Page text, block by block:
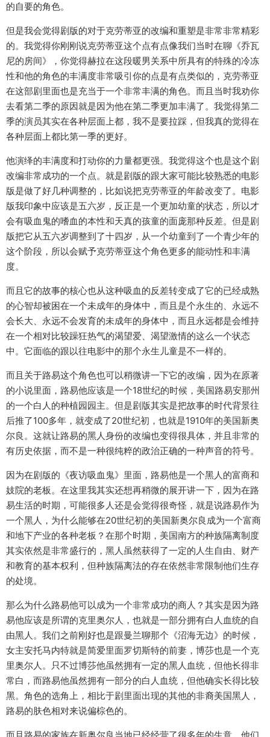
的自要的角色。
但是我会觉得剧版的对于克劳蒂亚的改编和重塑是非常非常精彩
的。我觉得你刚刚说克劳蒂亚这个点有点像我们当时在聊《乔瓦
尼的房间》，你觉得赫拉在这段暖男关系中所具有的特殊的冷冻
性和他的角色的丰满度非常吸引你的点是有点类似的，克劳蒂亚
在这部剧里面也是充当于一个非常丰满的角色。而且当时我劝你
去看第二季的原因就是因为他在第二季更加丰满了。我觉得第二
季的演员其实在各种层面上都，我不是要拉踩，但我真的觉得在
各种层面上都比第一季的更好。
他演绎的丰满度和打动你的力量都更强。我觉得这个也是这个剧
改编非常成功的一个点。就是剧版的跟大家可能比较熟悉的电影
版是做了好几种调整的，比如说把克劳蒂亚的年龄改变了。电影
版我印象中应该是五六岁，反正是一个更加幼童的状态，所以才
会有吸血鬼的嗜血的本性和天真的孩童的面庞那种反差。但是剧
版把它从五六岁调整到了十四岁，从一个幼童到了一个青少年的
这个阶段，所以会赋予克劳蒂亚这个角色更多的能动性和丰满
度。
而且它的故事的核心也从这种吸血的反差转变成了它的已经成熟
的心智却被困在一个未成年的身体中，而且是个永生的、永远不
会长大、永远不会发育的未成年的身体中，而且永远都是会维持
在一个相对比较躁狂热气的渴望爱、渴望激情的这么一个状态
中。它面临的跟以往电影中的那个永生儿童是不一样的。
而且关于路易这个角色也可以稍微讲一下它的改编，因为在原著
的小说里面，路易他应该是一个18世纪的时候，美国路易安那州
的一个白人的种植园园主。但是剧版其实是把故事的时代背景往
后推了100多年，就变成了20世纪初，也就是1910年的美国新奥
尔良。这就让路易的黑人身份的改编也变得很具体，并且非常的
有历史依据，而不是一种很纯粹的政治正确的一种声音的符号。
因为在剧版的《夜访吸血鬼》里面，路易他是一个黑人的富商和
妓院的老板。在这里我其实还想再稍微的展开讲一下，因为在路
易生活的时期，可能很多人还是会觉得很奇怪，就是说路易作为
一个黑人，为什么能够在20世纪初的美国新奥尔良成为一个富商
和地下产业的各种老板？在那个时期，美国南方的种族隔离制度
其实依然是非常盛行的，黑人虽然获得了一定的人生自由、财产
和教育的基本权利，但种族隔离法的存在依然非常限制他们生存
的处境。
那么为什么路易他可以成为一个非常成功的商人？其实是因为路
易他应该是所谓的克里奥尔人，也就是一部分拥有白人血统的自
由黑人。我们之前刚好也是跟曼兰聊那个《沼海无边》的时候，
女主安托马内特就是简爱里面罗切斯特的前妻，博莎也是一个克
里奥尔人。只不过博莎他虽然拥有一定的黑人血统，但他长得非
常白，而路易他虽然拥有一部分的白人血统，但他确实长得比较
黑。角色的选角上，相比于剧里面出现的其他的非裔美国黑人，
路易的肤色相对来说偏棕色的。